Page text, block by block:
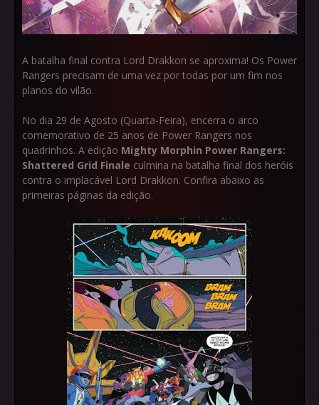
A batalha final contra Lord Drakkon se aproxima! Os Power
Rangers precisam de uma vez por todas por um fim nos
planos do vilão.
No dia 29 de Agosto (Quarta-Feira), encerra o arco
comemorativo de 25 anos de Power Rangers nos
quadrinhos. A edição Mighty Morphin Power Rangers:
Shattered Grid Finale culmina na batalha final dos heróis
contra o implacável Lord Drakkon. Confira abaixo as
primeiras páginas da edição.